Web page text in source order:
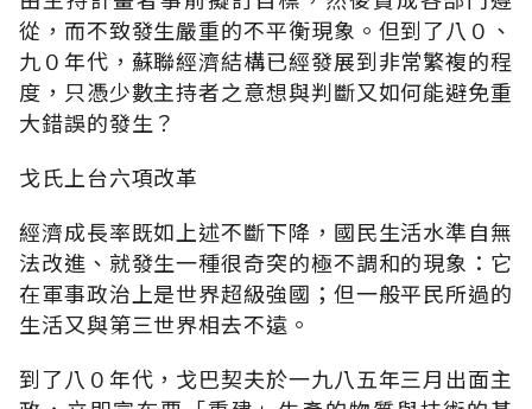
從，而不致發生嚴重的不平衡現象。但到了八０、
九０年代，蘇聯經濟結構已經發展到非常繁複的程
度，只憑少數主持者之意想與判斷又如何能避免重
大錯誤的發生？
戈氏上台六項改革
經濟成長率既如上述不斷下降，國民生活水準自無
法改進、就發生一種很奇突的極不調和的現象：它
在軍事政治上是世界超級強國；但一般平民所過的
生活又與第三世界相去不遠。
到了八０年代，戈巴契夫於一九八五年三月出面主